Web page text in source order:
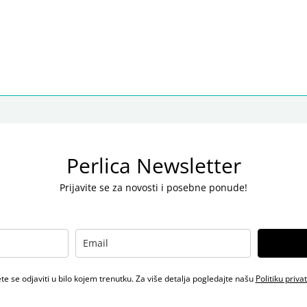
Perlica Newsletter
Prijavite se za novosti i posebne ponude!
se odjaviti u bilo kojem trenutku. Za više detalja pogledajte našu Politiku